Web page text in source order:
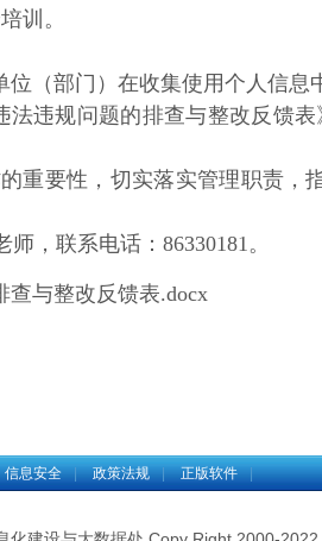
训。
位（部门）在收集使用个人信息
违规问题的排查与整改反馈
重要性，切实落实管理职责，
，联系电话： 86330181。
与整改反馈表.docx
信息安全 | 政策法规 | 正版软件 |